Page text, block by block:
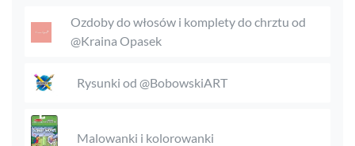
Ozdoby do włosów i komplety do chrztu od
@Kraina Opasek
Rysunki od @BobowskiART
Malowanki i kolorowanki